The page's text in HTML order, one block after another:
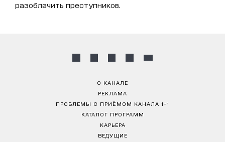
разоблачить преступников.
О КАНАЛЕ
РЕКЛАМА
ПРОБЛЕМЫ С ПРИЁМОМ КАНАЛА 1+1
КАТАЛОГ ПРОГРАММ
КАРЬЕРА
ВЕДУЩИЕ